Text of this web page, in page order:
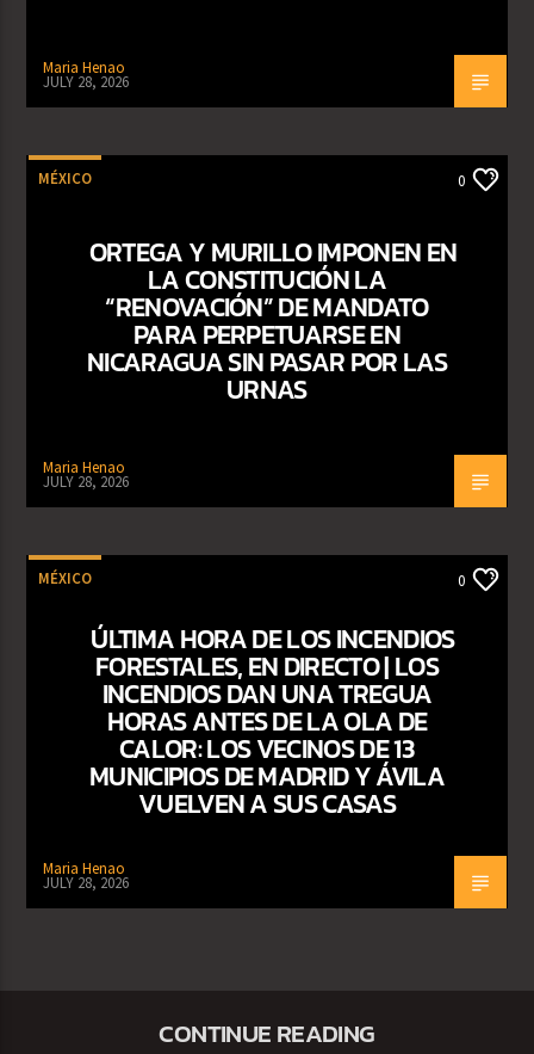
Maria Henao
JULY 28, 2026
MÉXICO 0
ORTEGA Y MURILLO IMPONEN EN
LA CONSTITUCIÓN LA
“RENOVACIÓN” DE MANDATO
PARA PERPETUARSE EN
NICARAGUA SIN PASAR POR LAS
URNAS
Maria Henao
JULY 28, 2026
MÉXICO 0
ÚLTIMA HORA DE LOS INCENDIOS
FORESTALES, EN DIRECTO | LOS
INCENDIOS DAN UNA TREGUA
HORAS ANTES DE LA OLA DE
CALOR: LOS VECINOS DE 13
MUNICIPIOS DE MADRID Y ÁVILA
VUELVEN A SUS CASAS
Maria Henao
JULY 28, 2026
CONTINUE READING